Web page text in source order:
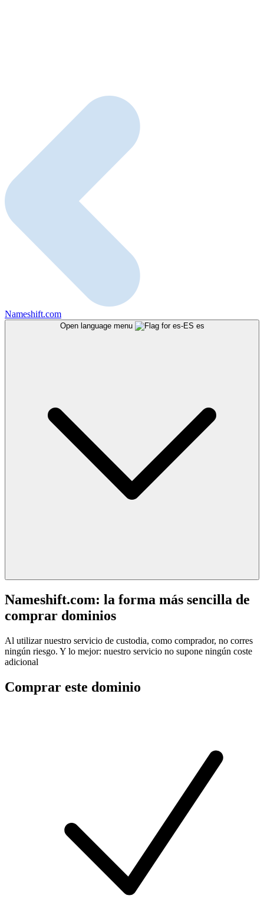
Nameshift.com
Open language menu es
Nameshift.com: la forma más sencilla de
comprar dominios
Al utilizar nuestro servicio de custodia, como comprador, no corres
ningún riesgo. Y lo mejor: nuestro servicio no supone ningún coste
adicional
Comprar este dominio